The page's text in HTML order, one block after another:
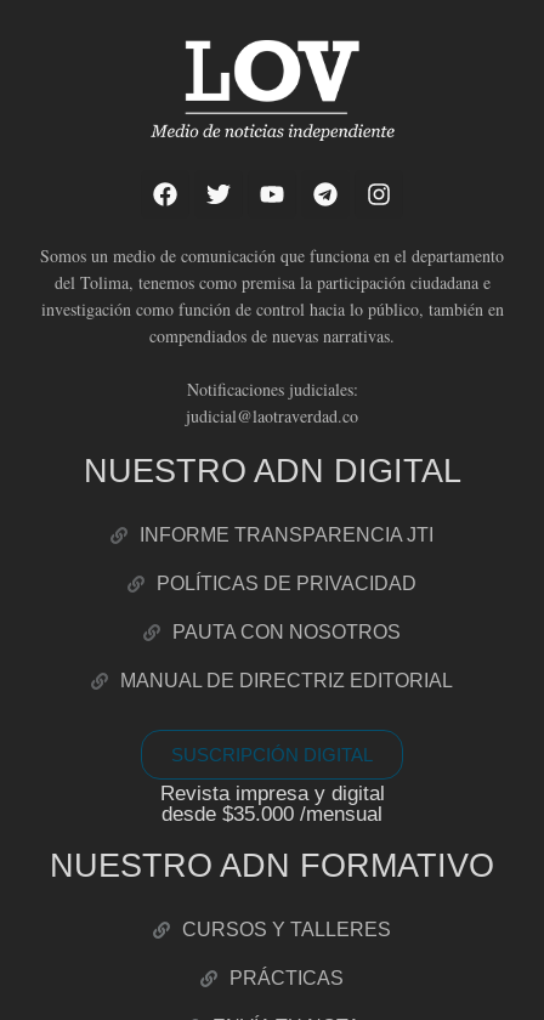
Somos un medio de comunicación que funciona en el departamento
del Tolima, tenemos como premisa la participación ciudadana e
investigación como función de control hacia lo público, también en
compendiados de nuevas narrativas.
Notificaciones judiciales:
judicial@laotraverdad.co
NUESTRO ADN DIGITAL
INFORME TRANSPARENCIA JTI
POLÍTICAS DE PRIVACIDAD
PAUTA CON NOSOTROS
MANUAL DE DIRECTRIZ EDITORIAL
SUSCRIPCIÓN DIGITAL
Revista impresa y digital
desde $35.000 /mensual
NUESTRO ADN FORMATIVO
CURSOS Y TALLERES
PRÁCTICAS